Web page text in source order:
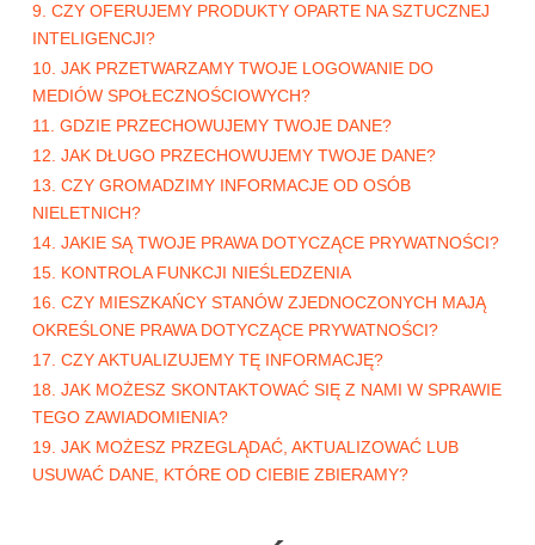
9. CZY OFERUJEMY PRODUKTY OPARTE NA SZTUCZNEJ
INTELIGENCJI?
10. JAK PRZETWARZAMY TWOJE LOGOWANIE DO
MEDIÓW SPOŁECZNOŚCIOWYCH?
11. GDZIE PRZECHOWUJEMY TWOJE DANE?
12. JAK DŁUGO PRZECHOWUJEMY TWOJE DANE?
13. CZY GROMADZIMY INFORMACJE OD OSÓB
NIELETNICH?
14. JAKIE SĄ TWOJE PRAWA DOTYCZĄCE PRYWATNOŚCI?
15. KONTROLA FUNKCJI NIEŚLEDZENIA
16. CZY MIESZKAŃCY STANÓW ZJEDNOCZONYCH MAJĄ
OKREŚLONE PRAWA DOTYCZĄCE PRYWATNOŚCI?
17. CZY AKTUALIZUJEMY TĘ INFORMACJĘ?
18. JAK MOŻESZ SKONTAKTOWAĆ SIĘ Z NAMI W SPRAWIE
TEGO ZAWIADOMIENIA?
19. JAK MOŻESZ PRZEGLĄDAĆ, AKTUALIZOWAĆ LUB
USUWAĆ DANE, KTÓRE OD CIEBIE ZBIERAMY?